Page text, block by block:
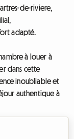
de-riviere,
adapté.
à louer à
dans cette
inoubliable et
authentique à